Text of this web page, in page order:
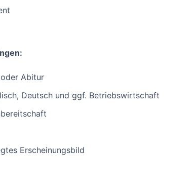
Abitur
Deutsch und ggf. Betriebswirtschaft
Erscheinungsbild